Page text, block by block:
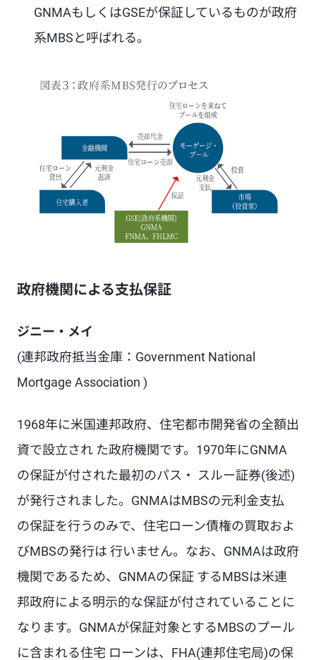
GNMAもしくはGSEが保証しているものが政府
系MBSと呼ばれる。
政府機関による支払保証
ジニー・メイ
(連邦政府抵当金庫：Government National
Mortgage Association )
1968年に米国連邦政府、住宅都市開発省の全額出
資で設立され た政府機関です。1970年にGNMA
の保証が付された最初のパス・ スルー証券(後述)
が発行されました。GNMAはMBSの元利金支払
の保証を行うのみで、住宅ローン債権の買取およ
びMBSの発行は 行いません。なお、GNMAは政府
機関であるため、GNMAの保証 するMBSは米連
邦政府による明示的な保証が付されていることに
なります。GNMAが保証対象とするMBSのプール
に含まれる住宅 ローンは、FHA(連邦住宅局)の保